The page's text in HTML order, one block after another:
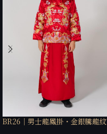
BR26｜男士龍鳳掛・金銀騰龍紋